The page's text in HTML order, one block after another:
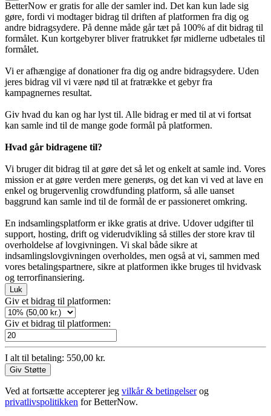
BetterNow er gratis for alle der samler ind. Det kan kun lade sig
gøre, fordi vi modtager bidrag til driften af platformen fra dig og
andre bidragsydere. På denne måde går tæt på 100% af dit bidrag til
formålet. Kun kortgebyrer bliver fratrukket før midlerne udbetales til
formålet.
Vi er afhængige af donationer fra dig og andre bidragsydere. Uden
jeres bidrag vil vi være nød til at fratrække et gebyr fra
kampagnernes resultat.
Giv hvad du kan og har lyst til. Alle bidrag er med til at vi fortsat
kan samle ind til de mange gode formål på platformen.
Hvad går bidragene til?
Vi bruger dit bidrag til at gøre det så let og enkelt at samle ind. Vores
mission er at gøre verden mere generøs, og det kan vi ved at lave en
enkel og brugervenlig crowdfunding platform, så alle uanset
baggrund kan samle ind til de formål de er passioneret omkring.
En indsamlingsplatform er ikke gratis at drive. Udover udgifter til
support, hosting, drift og viderudvikling så stilles der store krav til
overholdelse af lovgivningen. Vi skal både sikre at
indsamlingslovgivningen overholdes, men også at vi, sammen med
vores betalingspartnere, sikre at platformen ikke bruges til hvidvask
og terrorfinansiering.
Luk
Giv et bidrag til platformen:
Giv et bidrag til platformen:
I alt til betaling: 550,00 kr.
Giv Støtte
Ved at fortsætte accepterer jeg vilkår & betingelserog
privatlivspolitikken for BetterNow.